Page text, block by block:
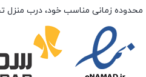
محدوده زمانی مناسب خود، درب منزل